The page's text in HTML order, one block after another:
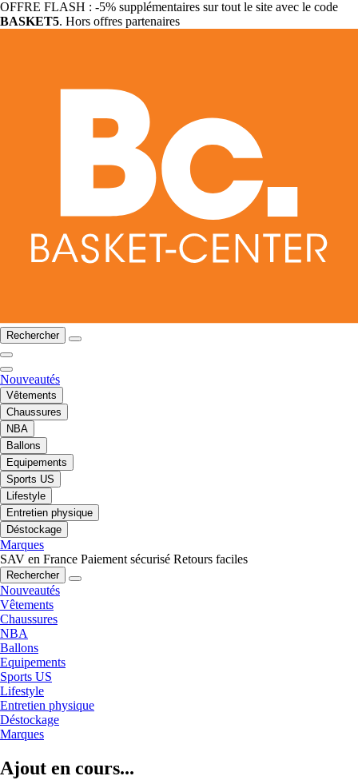
OFFRE FLASH : -5% supplémentaires sur tout le site avec le code
BASKET5. Hors offres partenaires
Rechercher
Nouveautés
Vêtements
Chaussures
NBA
Ballons
Equipements
Sports US
Lifestyle
Entretien physique
Déstockage
Marques
SAV en France Paiement sécurisé Retours faciles
Rechercher
Nouveautés
Vêtements
Chaussures
NBA
Ballons
Equipements
Sports US
Lifestyle
Entretien physique
Déstockage
Marques
Ajout en cours...